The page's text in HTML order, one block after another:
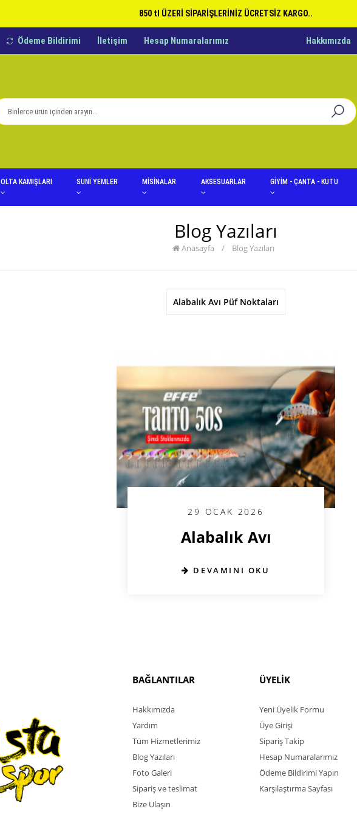
850 tl ÜZERİ SİPARİŞLERİNİZ ÜCRETSİZ KARGO..
Ödeme Bildirimi İletişim Hesap Numaralarımız Hakkımızda
OLTA KAMIŞLARI SUNİ YEMLER MİSİNALAR AKSESUARLAR GİYİM - ÇANTA - KUTU
Blog Yazıları
Anasayfa / Blog Yazıları
Alabalık Avı Püf Noktaları
29 OCAK 2026
Alabalık Avı
DEVAMINI OKU
BAĞLANTILAR
Hakkımızda
Yardım
Tüm Hizmetlerimiz
Blog Yazıları
Foto Galeri
Sipariş ve teslimat
Bize Ulaşın
ÜYELİK
Yeni Üyelik Formu
Üye Girişi
Sipariş Takip
Hesap Numaralarımız
Ödeme Bildirimi Yapın
Karşılaştırma Sayfası